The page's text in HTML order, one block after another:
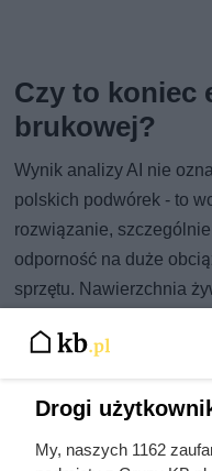
Czy to koniec
brukowej?
Wynik analizy AI nie
polskich podwórek - to
rozwiązanie,
odporność na duże
sprzętu. Nawierzchnia
czy powierzchniach
Eksperci branżowi
powinien uwzględniać
Drogi
My, naszych 1162